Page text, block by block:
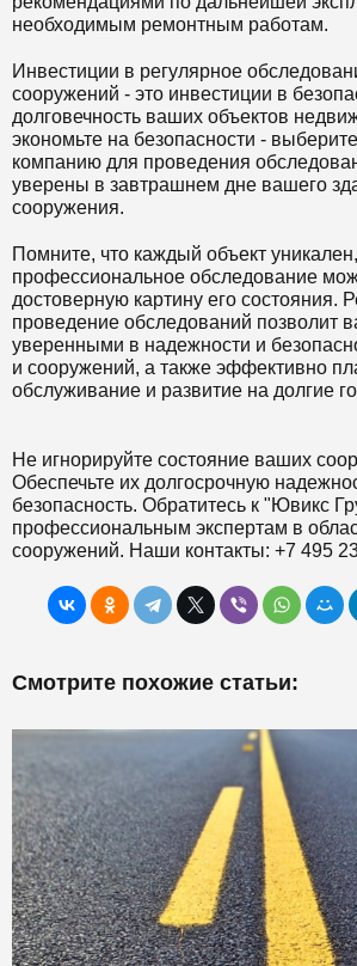
необходимым ремонтным работам.
Инвестиции в регулярное
сооружений - это инвестиции в
долговечность ваших объектов
экономьте на безопасности -
компанию для проведения
уверены в завтрашнем дне вашего
сооружения.
Помните, что каждый объект
профессиональное обследование
достоверную картину его состояния.
проведение обследований позволит
уверенными в надежности и
и сооружений, а также эффективно
обслуживание и развитие на долгие
Не игнорируйте состояние ваших
Обеспечьте их долгосрочную
безопасность. Обратитесь к "Ювикс
профессиональным экспертам в
сооружений. Наши контакты: +7 495
Смотрите похожие статьи: